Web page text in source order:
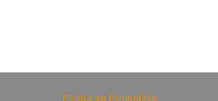
Política de Privacidade